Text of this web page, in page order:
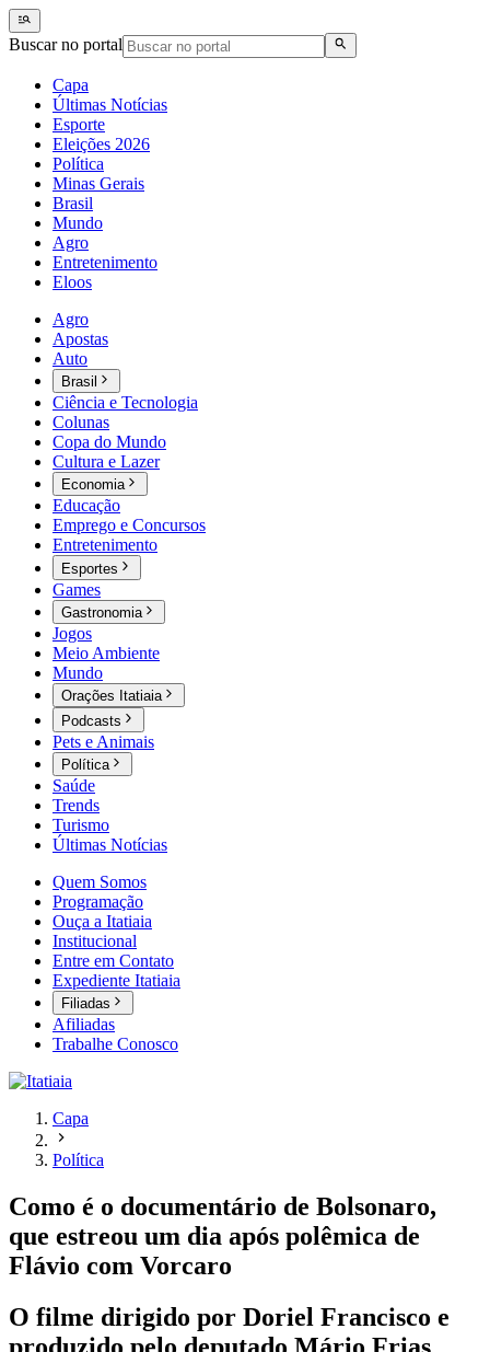
Buscar no portal
Capa
Últimas Notícias
Esporte
Eleições 2026
Política
Minas Gerais
Brasil
Mundo
Agro
Entretenimento
Eloos
Agro
Apostas
Auto
Brasil
Ciência e Tecnologia
Colunas
Copa do Mundo
Cultura e Lazer
Economia
Educação
Emprego e Concursos
Entretenimento
Esportes
Games
Gastronomia
Jogos
Meio Ambiente
Mundo
Orações Itatiaia
Podcasts
Pets e Animais
Política
Saúde
Trends
Turismo
Últimas Notícias
Quem Somos
Programação
Ouça a Itatiaia
Institucional
Entre em Contato
Expediente Itatiaia
Filiadas
Afiliadas
Trabalhe Conosco
Capa
Política
Como é o documentário de Bolsonaro,
que estreou um dia após polêmica de
Flávio com Vorcaro
O filme dirigido por Doriel Francisco e